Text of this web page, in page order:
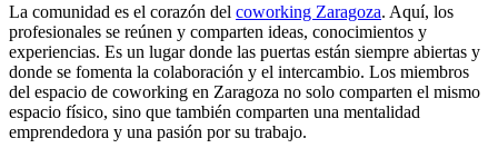
La comunidad es el corazón del coworking Zaragoza. Aquí, los
profesionales se reúnen y comparten ideas, conocimientos y
experiencias. Es un lugar donde las puertas están siempre abiertas y
donde se fomenta la colaboración y el intercambio. Los miembros
del espacio de coworking en Zaragoza no solo comparten el mismo
espacio físico, sino que también comparten una mentalidad
emprendedora y una pasión por su trabajo.